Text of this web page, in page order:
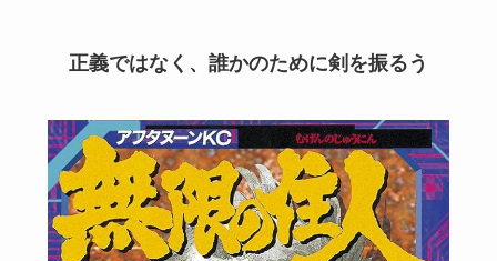
正義ではなく、誰かのために剣を振るう